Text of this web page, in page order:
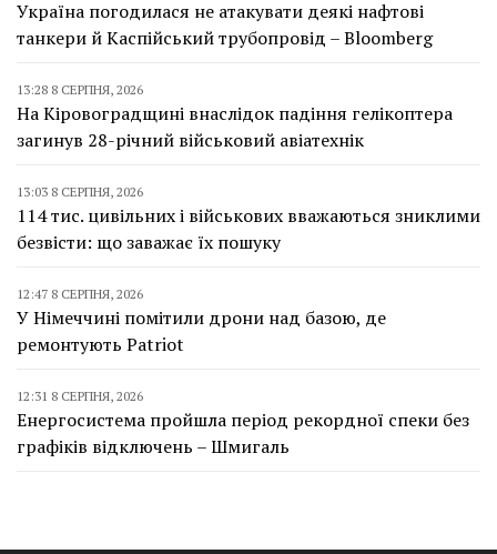
Україна погодилася не атакувати деякі нафтові
танкери й Каспійський трубопровід – Bloomberg
13:28 8 СЕРПНЯ, 2026
На Кіровоградщині внаслідок падіння гелікоптера
загинув 28-річний військовий авіатехнік
13:03 8 СЕРПНЯ, 2026
114 тис. цивільних і військових вважаються зниклими
безвісти: що заважає їх пошуку
12:47 8 СЕРПНЯ, 2026
У Німеччині помітили дрони над базою, де
ремонтують Patriot
12:31 8 СЕРПНЯ, 2026
Енергосистема пройшла період рекордної спеки без
графіків відключень – Шмигаль